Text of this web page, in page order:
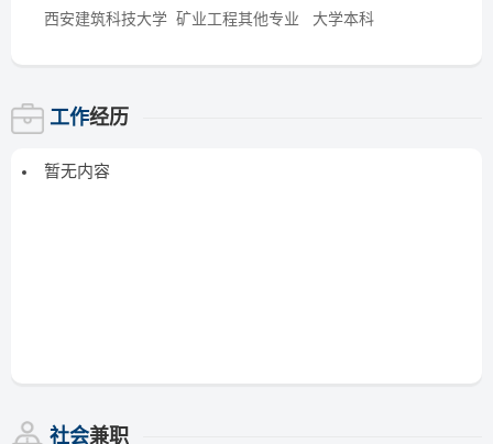
西安建筑科技大学 矿业工程其他专业 大学本科
工作经历
暂无内容
社会兼职